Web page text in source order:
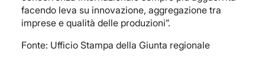
facendo leva su innovazione, aggregazione tra
imprese e qualità delle produzioni”.
Fonte: Ufficio Stampa della Giunta regionale